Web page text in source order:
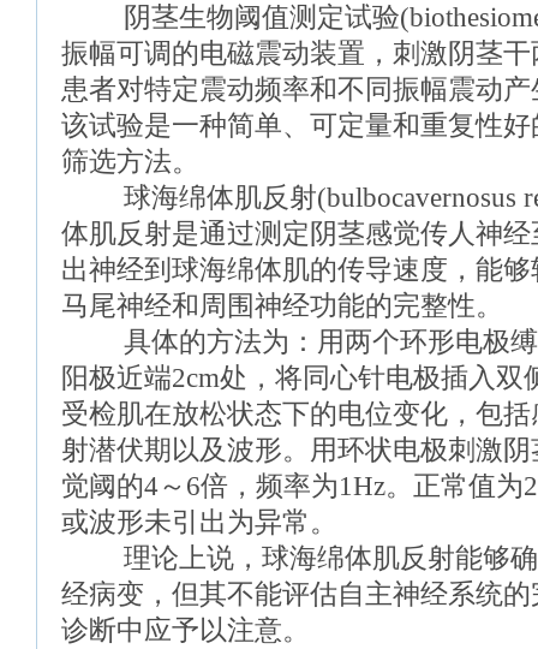
阴茎生物阈值测定试验
振幅可调的电磁震动装置，刺激阴茎
患者对特定震动频率和不同振幅震动
该试验是一种简单、可定量和重复性
筛选方法。
球海绵体肌反射(bulbocavernosus
体肌反射是通过测定阴茎感觉传人神
出神经到球海绵体肌的传导速度，能
马尾神经和周围神经功能的完整性。
具体的方法为：用两个环形电极缚
阳极近端2cm处，将同心针电极插入双
受检肌在放松状态下的电位变化，包
射潜伏期以及波形。用环状电极刺激
觉阈的4～6倍，频率为1Hz。正常值为
或波形未引出为异常。
理论上说，球海绵体肌反射能够确
经病变，但其不能评估自主神经系统
诊断中应予以注意。